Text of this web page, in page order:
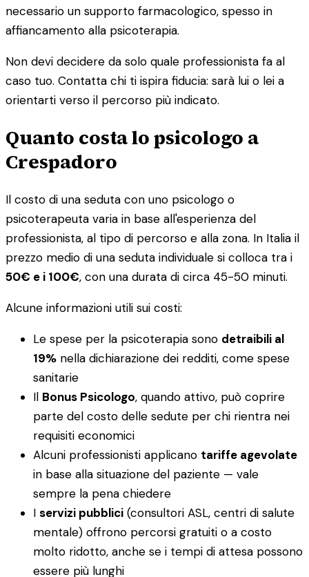
necessario un supporto farmacologico, spesso in
affiancamento alla psicoterapia.
Non devi decidere da solo quale professionista fa al
caso tuo. Contatta chi ti ispira fiducia: sarà lui o lei a
orientarti verso il percorso più indicato.
Quanto costa lo psicologo a
Crespadoro
Il costo di una seduta con uno psicologo o
psicoterapeuta varia in base all'esperienza del
professionista, al tipo di percorso e alla zona. In Italia il
prezzo medio di una seduta individuale si colloca tra i
50€ e i 100€, con una durata di circa 45-50 minuti.
Alcune informazioni utili sui costi:
Le spese per la psicoterapia sono detraibili al
19% nella dichiarazione dei redditi, come spese
sanitarie
Il Bonus Psicologo, quando attivo, può coprire
parte del costo delle sedute per chi rientra nei
requisiti economici
Alcuni professionisti applicano tariffe agevolate
in base alla situazione del paziente — vale
sempre la pena chiedere
I servizi pubblici (consultori ASL, centri di salute
mentale) offrono percorsi gratuiti o a costo
molto ridotto, anche se i tempi di attesa possono
essere più lunghi